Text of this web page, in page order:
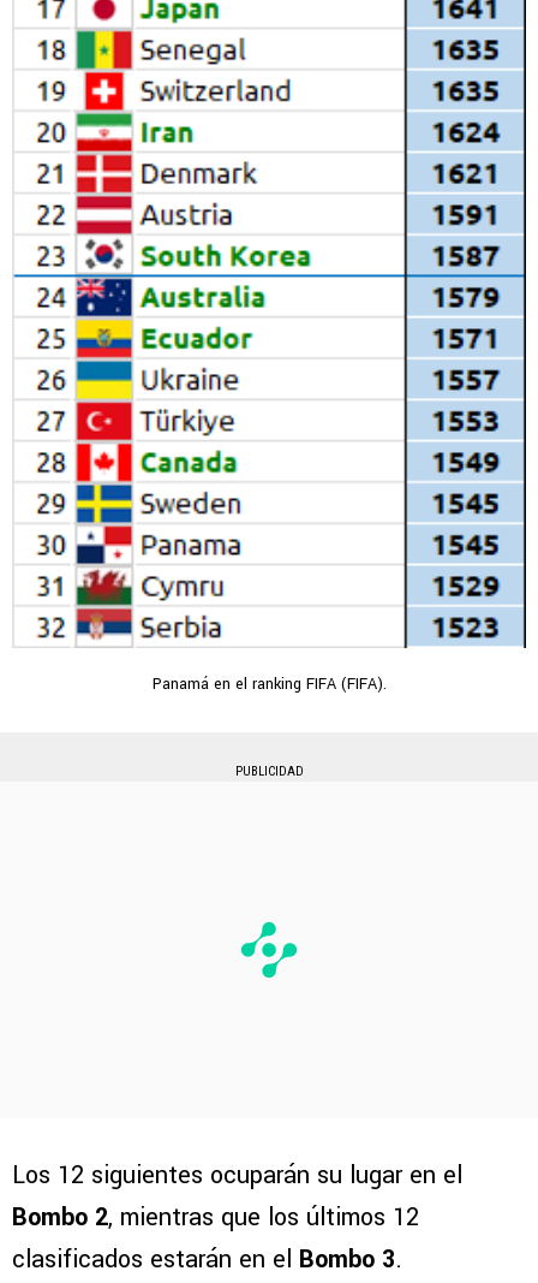
Panamá en el ranking FIFA (FIFA).
PUBLICIDAD
Los 12 siguientes ocuparán su lugar en el
Bombo 2, mientras que los últimos 12
clasificados estarán en el Bombo 3.